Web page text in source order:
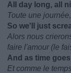
All day long, all
Toute une
So we'll just
Alors nous
faire l'amour (le
And as time
Et comme le